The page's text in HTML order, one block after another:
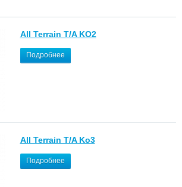
All Terrain T/A KO2
Подробнее
All Terrain T/A Ko3
Подробнее